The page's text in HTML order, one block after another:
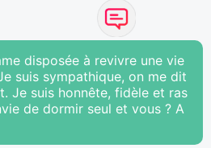
disposée à revivre une vie
suis sympathique, on me dit
Je suis honnête, fidèle et ras
de dormir seul et vous ? A